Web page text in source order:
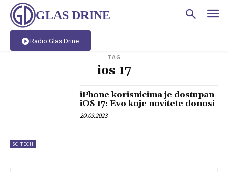
GLAS DRINE
Radio Glas Drine
TAG
ios 17
SCITECH
iPhone korisnicima je dostupan
iOS 17: Evo koje novitete donosi
20.09.2023